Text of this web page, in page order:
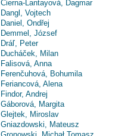
Čierna-Lantayová, Dagmar
Dangl, Vojtech
Daniel, Ondřej
Demmel, József
Dráľ, Peter
Ducháček, Milan
Falisová, Anna
Ferenčuhová, Bohumila
Feriancová, Alena
Findor, Andrej
Gáborová, Margita
Glejtek, Miroslav
Gniazdowski, Mateusz